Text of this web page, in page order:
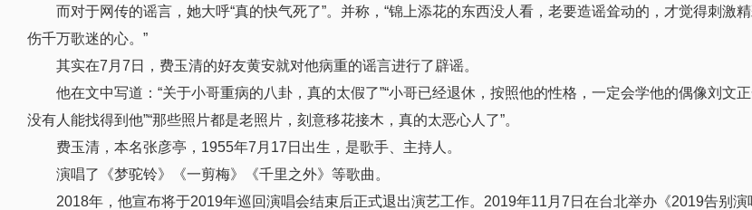
而对于网传的谣言，她大呼“真的快气死了”。并称，“锦上添花的东西没人看，老要造谣耸动的，才觉得刺激
伤千万歌迷的心。”
其实在7月7日，费玉清的好友黄安就对他病重的谣言进行了辟谣。
他在文中写道：“关于小哥重病的八卦，真的太假了”“小哥已经退休，按照他的性格，一定会学他的偶像刘文
没有人能找得到他”“那些照片都是老照片，刻意移花接木，真的太恶心人了”。
费玉清，本名张彦亭，1955年7月17日出生，是歌手、主持人。
演唱了《梦驼铃》《一剪梅》《千里之外》等歌曲。
2018年，他宣布将于2019年巡回演唱会结束后正式退出演艺工作。2019年11月7日在台北举办《2019告别演